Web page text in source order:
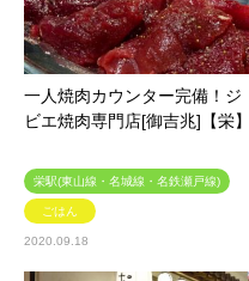
一人焼肉カウンター完備！ジ
ビエ焼肉専門店[御吉兆]【栄】
栄駅(東山線・名城線・名鉄瀬戸線)
ごはん
2020.09.18